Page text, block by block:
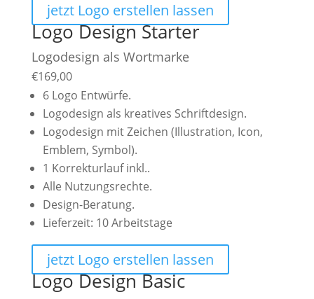
jetzt Logo erstellen lassen
Logo Design Starter
Logodesign als Wortmarke
€169,00
6 Logo Entwürfe.
Logodesign als kreatives Schriftdesign.
Logodesign mit Zeichen (Illustration, Icon,
Emblem, Symbol).
1 Korrekturlauf inkl..
Alle Nutzungsrechte.
Design-Beratung.
Lieferzeit: 10 Arbeitstage
jetzt Logo erstellen lassen
Logo Design Basic